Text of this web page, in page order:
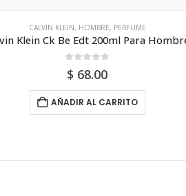
ANTONIO BANDERAS,HOMBRE,PERFUME
$ 43.00
AÑADIR AL CARRITO